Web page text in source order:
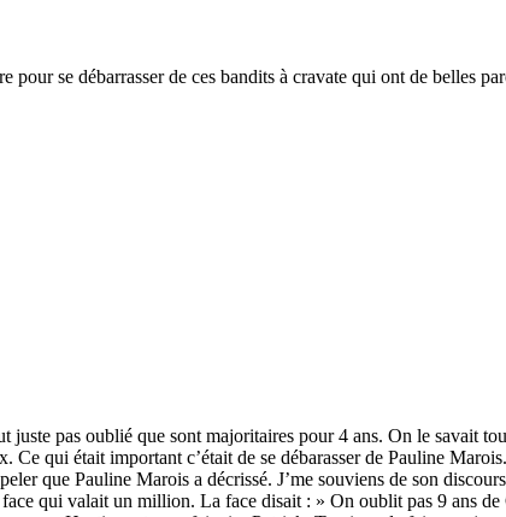
se débarrasser de ces bandits à cravate qui ont de belles
juste pas oublié que sont majoritaires pour 4 ans. On le savait
Ce qui était important c’était de se débarasser de Pauline
que Pauline Marois a décrissé. J’me souviens de son
qui valait un million. La face disait : » On oublit pas 9 ans de